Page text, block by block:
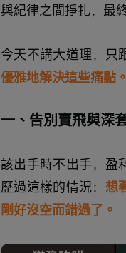
與紀律之間掙扎，最
今天不講大道理，只
優雅地解決這些痛點。
一、告別賣飛與深
該出手時不出手，盈
歷過這樣的情況： 想
剛好沒空而錯過了。